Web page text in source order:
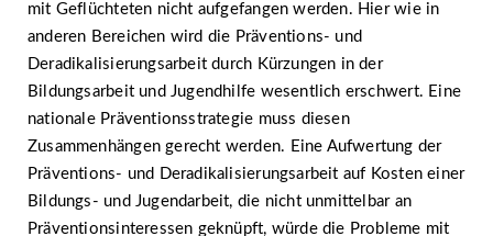
mit Geflüchteten nicht aufgefangen werden. Hier wie in
anderen Bereichen wird die Präventions- und
Deradikalisierungsarbeit durch Kürzungen in der
Bildungsarbeit und Jugendhilfe wesentlich erschwert. Eine
nationale Präventionsstrategie muss diesen
Zusammenhängen gerecht werden. Eine Aufwertung der
Präventions- und Deradikalisierungsarbeit auf Kosten einer
Bildungs- und Jugendarbeit, die nicht unmittelbar an
Präventionsinteressen geknüpft, würde die Probleme mit